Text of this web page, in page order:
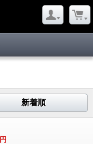
新着順
円